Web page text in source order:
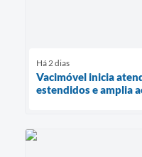
Há 2 dias
Vacimóvel inicia
estendidos e amplia